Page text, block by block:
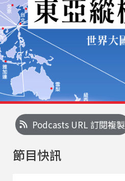
Podcasts URL 訂閱複製
節目快訊